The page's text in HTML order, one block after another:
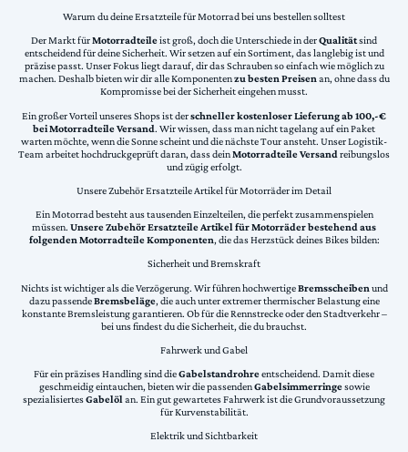
Warum du deine Ersatzteile für Motorrad bei uns bestellen solltest
Der Markt fürMotorradteileist groß, doch die Unterschiede in derQualitätsind
entscheidend für deine Sicherheit. Wir setzen auf ein Sortiment, das langlebig ist und
präzise passt. Unser Fokus liegt darauf, dir das Schrauben so einfach wie möglich zu
machen. Deshalb bieten wir dir alle Komponentenzu besten Preisenan, ohne dass du
Kompromisse bei der Sicherheit eingehen musst.
Ein großer Vorteil unseres Shops ist derschneller kostenloser Lieferung ab 100,-€
bei Motorradteile Versand. Wir wissen, dass man nicht tagelang auf ein Paket
warten möchte, wenn die Sonne scheint und die nächste Tour ansteht. Unser Logistik-
Team arbeitet hochdruckgeprüft daran, dass deinMotorradteile Versand reibungslos
und zügig erfolgt.
Unsere Zubehör Ersatzteile Artikel für Motorräder im Detail
Ein Motorrad besteht aus tausenden Einzelteilen, die perfekt zusammenspielen
müssen. Unsere Zubehör Ersatzteile Artikel für Motorräder bestehend aus
folgenden Motorradteile Komponenten, die das Herzstück deines Bikes bilden:
Sicherheit und Bremskraft
Nichts ist wichtiger als die Verzögerung. Wir führen hochwertigeBremsscheiben und
dazu passendeBremsbeläge, die auch unter extremer thermischer Belastung eine
konstante Bremsleistung garantieren. Ob für die Rennstrecke oder den Stadtverkehr –
bei uns findest du die Sicherheit, die du brauchst.
Fahrwerk und Gabel
Für ein präzises Handling sind dieGabelstandrohreentscheidend. Damit diese
geschmeidig eintauchen, bieten wir die passendenGabelsimmerringesowie
spezialisiertesGabelölan. Ein gut gewartetes Fahrwerk ist die Grundvoraussetzung
für Kurvenstabilität.
Elektrik und Sichtbarkeit